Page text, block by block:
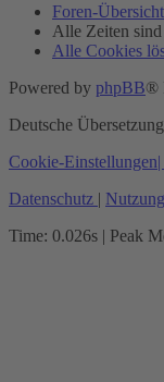
Foren-Übersicht
Alle Zeiten sind
Alle Cookies
Powered by phpBB®
Deutsche
Cookie-Einstellungen
Datenschutz |
Time: 0.026s | Peak